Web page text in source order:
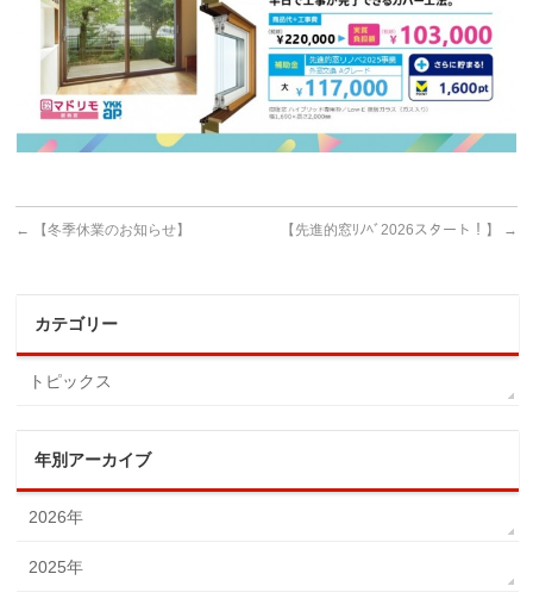
← 【冬季休業のお知らせ】 【先進的窓ﾘﾉﾍﾞ2026スタート！】 →
カテゴリー
トピックス
年別アーカイブ
2026年
2025年